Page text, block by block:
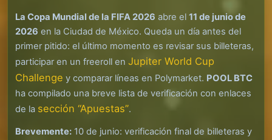
La Copa Mundial de la FIFA 2026 abre el 11 de junio de
2026 en la Ciudad de México. Queda un día antes del
primer pitido: el último momento es revisar sus billeteras,
participar en un freeroll en Jupiter World Cup
Challenge y comparar líneas en Polymarket. POOL BTC
ha compilado una breve lista de verificación con enlaces
de la sección “Apuestas”.
Brevemente: 10 de junio: verificación final de billeteras y